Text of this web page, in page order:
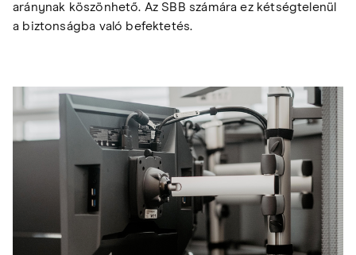
aránynak köszönhető. Az SBB számára ez kétségtelenül
a biztonságba való befektetés.